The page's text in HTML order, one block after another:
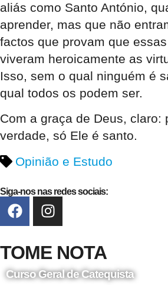
aliás como Santo António,
aprender, mas que não
factos que provam que
viveram heroicamente as
Isso, sem o qual ninguém é
qual todos os podem ser.
Com a graça de Deus, claro:
verdade, só Ele é santo.
Opinião e Estudo
Siga-nos nas redes sociais:
TOME NOTA
Curso Geral de Catequista